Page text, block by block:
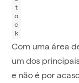
t
o
c
k
Com uma área
um dos
e não é por